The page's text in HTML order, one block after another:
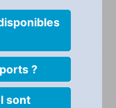
?
sont